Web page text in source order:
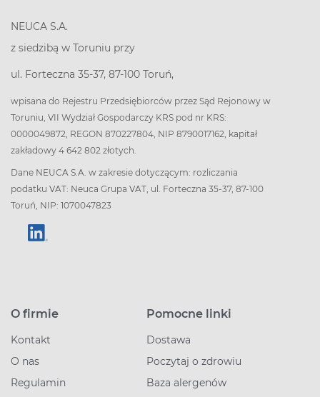
NEUCA S.A.
z siedzibą w Toruniu przy
ul. Forteczna 35-37, 87-100 Toruń,
wpisana do Rejestru Przedsiębiorców przez Sąd Rejonowy w
Toruniu, VII Wydział Gospodarczy KRS pod nr KRS:
0000049872, REGON 870227804, NIP 8790017162, kapitał
zakładowy 4 642 802 złotych.
Dane NEUCA S.A. w zakresie dotyczącym: rozliczania
podatku VAT: Neuca Grupa VAT, ul. Forteczna 35-37, 87-100
Toruń, NIP: 1070047823
O firmie
Kontakt
O nas
Regulamin
Pomocne linki
Dostawa
Poczytaj o zdrowiu
Baza alergenów